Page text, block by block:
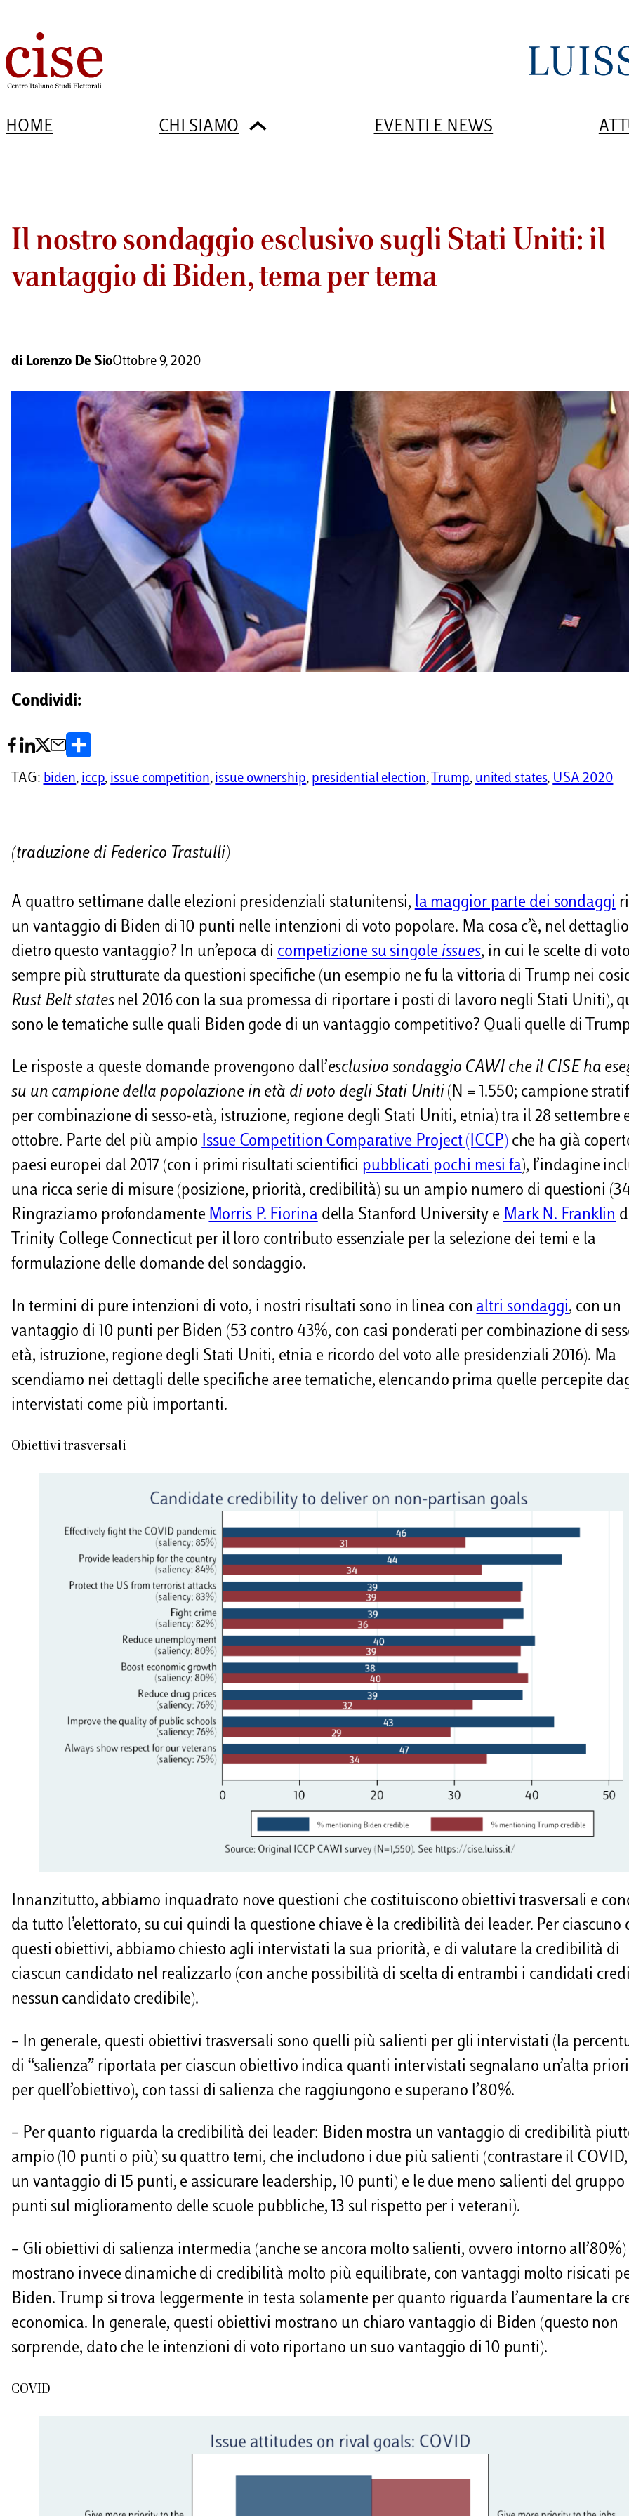
HOME CHI SIAMO EVENTI E NEWS
Il nostro sondaggio esclusivo sugli Stati Uniti: il
vantaggio di Biden, tema per tema
di Lorenzo De SioOttobre 9, 2020
Condividi:
d
i
TAG: biden, iccp, issue competition, issue ownership, presidential election, Trump, united states, USA 2020
(traduzione di Federico Trastulli)
A quattro settimane dalle elezioni presidenziali statunitensi, la maggior parte dei sondaggi
un vantaggio di Biden di 10 punti nelle intenzioni di voto popolare. Ma cosa c’è, nel
dietro questo vantaggio? In un’epoca di competizione su singole issues, in cui le scelte di
sempre più strutturate da questioni specifiche (un esempio ne fu la vittoria di Trump nei
Rust Belt statesnel 2016 con la sua promessa di riportare i posti di lavoro negli Stati Uniti),
sono le tematiche sulle quali Biden gode di un vantaggio competitivo? Quali quelle di
Le risposte a queste domande provengono dall’esclusivo sondaggio CAWI che il CISE ha
su un campione della popolazione in età di voto degli Stati Uniti (N = 1.550; campione
per combinazione di sesso-età, istruzione, regione degli Stati Uniti, etnia) tra il 28 settembre
ottobre. Parte del più ampio Issue Competition Comparative Project (ICCP) che ha già
paesi europei dal 2017 (con i primi risultati scientifici pubblicati pochi mesi fa), l’indagine
una ricca serie di misure (posizione, priorità, credibilità) su un ampio numero di questioni
Ringraziamo profondamente Morris P. Fiorina della Stanford University e Mark N. Franklin
Trinity College Connecticut per il loro contributo essenziale per la selezione dei temi e la
formulazione delle domande del sondaggio.
In termini di pure intenzioni di voto, i nostri risultati sono in linea con altri sondaggi, con un
vantaggio di 10 punti per Biden (53 contro 43%, con casi ponderati per combinazione di
età, istruzione, regione degli Stati Uniti, etnia e ricordo del voto alle presidenziali 2016). Ma
scendiamo nei dettagli delle specifiche aree tematiche, elencando prima quelle percepite
intervistati come più importanti.
Obiettivi trasversali
Innanzitutto, abbiamo inquadrato nove questioni che costituiscono obiettivi trasversali e
da tutto l’elettorato, su cui quindi la questione chiave è la credibilità dei leader. Per ciascuno
questi obiettivi, abbiamo chiesto agli intervistati la sua priorità, e di valutare la credibilità di
ciascun candidato nel realizzarlo (con anche possibilità di scelta di entrambi i candidati
nessun candidato credibile).
– In generale, questi obiettivi trasversali sono quelli più salienti per gli intervistati (la
di “salienza” riportata per ciascun obiettivo indica quanti intervistati segnalano un’alta
per quell’obiettivo), con tassi di salienza che raggiungono e superano l’80%.
– Per quanto riguarda la credibilità dei leader: Biden mostra un vantaggio di credibilità
ampio (10 punti o più) su quattro temi, che includono i due più salienti (contrastare il COVID,
un vantaggio di 15 punti, e assicurare leadership, 10 punti) e le due meno salienti del gruppo
punti sul miglioramento delle scuole pubbliche, 13 sul rispetto per i veterani).
– Gli obiettivi di salienza intermedia (anche se ancora molto salienti, ovvero intorno all’80%)
mostrano invece dinamiche di credibilità molto più equilibrate, con vantaggi molto risicati
Biden. Trump si trova leggermente in testa solamente per quanto riguarda l’aumentare la
economica. In generale, questi obiettivi mostrano un chiaro vantaggio di Biden (questo non
sorprende, dato che le intenzioni di voto riportano un suo vantaggio di 10 punti).
COVID